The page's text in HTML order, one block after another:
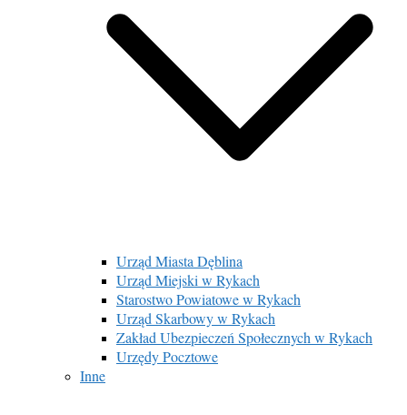
Urząd Miasta Dęblina
Urząd Miejski w Rykach
Starostwo Powiatowe w Rykach
Urząd Skarbowy w Rykach
Zakład Ubezpieczeń Społecznych w Rykach
Urzędy Pocztowe
Inne